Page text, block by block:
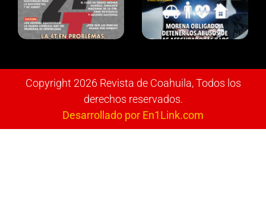
Copyright 2026 Revista de Coahuila, Todos los
derechos reservados.
Desarrollado por En1Link.com